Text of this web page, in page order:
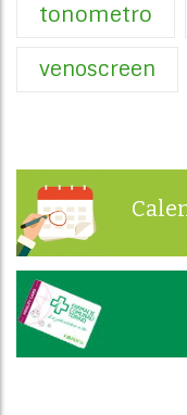
tonometro
venoscreen